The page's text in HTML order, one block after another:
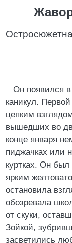
Он появился
каникул.
цепким
вышедших во
конце января
пиджачках или
куртках. Он
ярким
остановила
обозревала
от скуки,
Зойкой,
засветились